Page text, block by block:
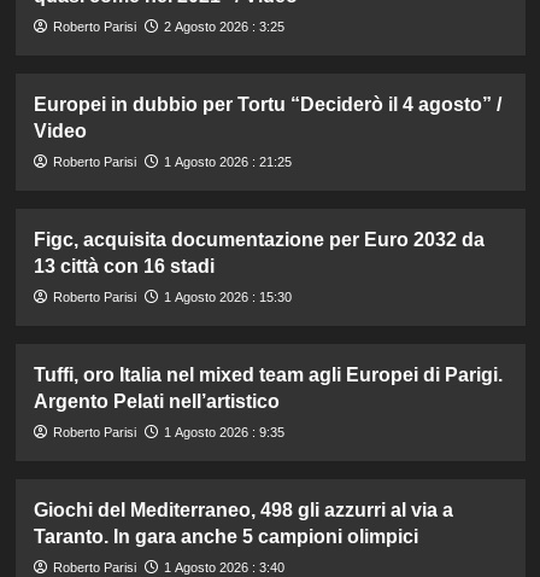
Roberto Parisi 2 Agosto 2026 : 3:25
Europei in dubbio per Tortu “Deciderò il 4 agosto” /
Video
Roberto Parisi 1 Agosto 2026 : 21:25
Figc, acquisita documentazione per Euro 2032 da
13 città con 16 stadi
Roberto Parisi 1 Agosto 2026 : 15:30
Tuffi, oro Italia nel mixed team agli Europei di Parigi.
Argento Pelati nell’artistico
Roberto Parisi 1 Agosto 2026 : 9:35
Giochi del Mediterraneo, 498 gli azzurri al via a
Taranto. In gara anche 5 campioni olimpici
Roberto Parisi 1 Agosto 2026 : 3:40